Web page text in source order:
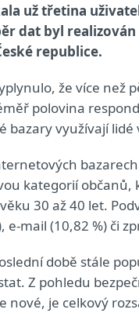
už třetina
dat byl
republice.
že více
polovina
bazary využívají
kategorií
30 až 40 let.
e-mail (10,82 %) či
době stále
Z pohledu
nové, je celkový